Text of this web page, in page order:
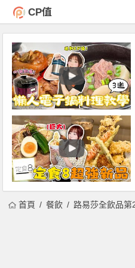
CP值
首頁 餐飲 路易莎全飲品第2杯半價！暖冬慶限